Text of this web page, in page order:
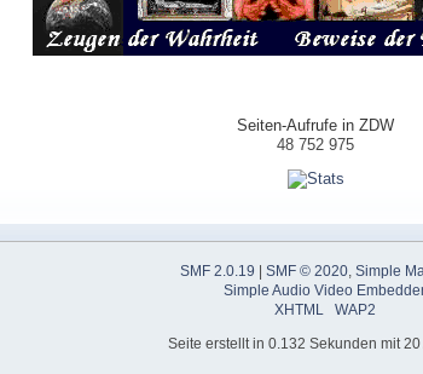
Seiten-Aufrufe in ZDW
48 752 975
SMF 2.0.19 SMF © 2020, Simple
Simple Audio Video
XHTML
WAP2
Seite erstellt in 0.132 Sekunden mit 20